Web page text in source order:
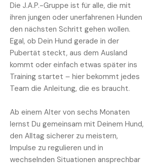
Die J.A.P.-Gruppe ist für alle, die mit
ihren jungen oder unerfahrenen Hunden
den nächsten Schritt gehen wollen.
Egal, ob Dein Hund gerade in der
Pubertät steckt, aus dem Ausland
kommt oder einfach etwas später ins
Training startet – hier bekommt jedes
Team die Anleitung, die es braucht.
Ab einem Alter von sechs Monaten
lernst Du gemeinsam mit Deinem Hund,
den Alltag sicherer zu meistern,
Impulse zu regulieren und in
wechselnden Situationen ansprechbar